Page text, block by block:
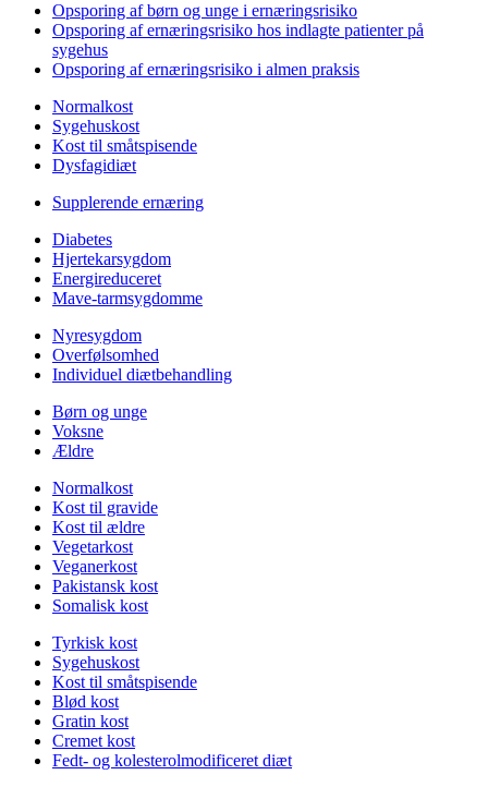
Opsporing af børn og unge i ernæringsrisiko
Opsporing af ernæringsrisiko hos indlagte patienter på
sygehus
Opsporing af ernæringsrisiko i almen praksis
Normalkost
Sygehuskost
Kost til småtspisende
Dysfagidiæt
Supplerende ernæring
Diabetes
Hjertekarsygdom
Energireduceret
Mave-tarmsygdomme
Nyresygdom
Overfølsomhed
Individuel diætbehandling
Børn og unge
Voksne
Ældre
Normalkost
Kost til gravide
Kost til ældre
Vegetarkost
Veganerkost
Pakistansk kost
Somalisk kost
Tyrkisk kost
Sygehuskost
Kost til småtspisende
Blød kost
Gratin kost
Cremet kost
Fedt- og kolesterolmodificeret diæt